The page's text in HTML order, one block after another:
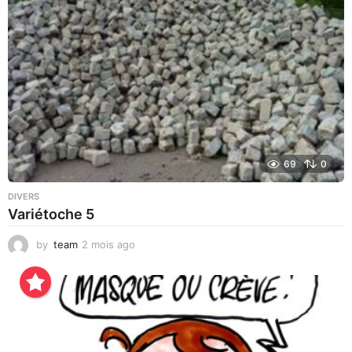
o
69 0
DIVERS
Variétoche 5
by team 2 mois ago
e
m
a
i
n
e